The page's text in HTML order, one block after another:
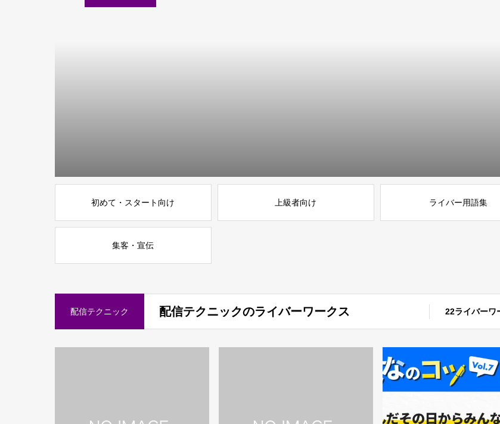
初めて・スタート向け 上級者向け ライバー用語集
集客・宣伝
配信テクニック 配信テクニックのライバーワークス 22ライバーワ